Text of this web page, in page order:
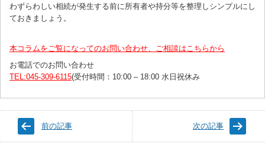
わずらわしい相続が発生する前に所有者や持分等を整理しシンプルにし
ておきましょう。
本コラムをご覧になってのお問い合わせ、ご相談はこちらから
お電話でのお問い合わせ
TEL:045-309-6115(受付時間：10:00 – 18:00 水日祝休み
前の記事 次の記事